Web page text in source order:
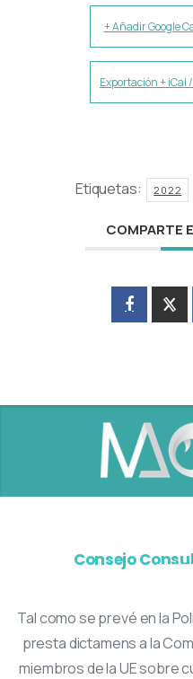
+ Añadir Google
Exportación + iCal
Etiquetas: 2022
COMPARTE
Consejo
Tal como se prevé en la
presta dictamens a la
miembros de la UE sobre